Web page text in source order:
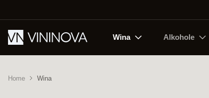
Wina Alkohole
Home Wina